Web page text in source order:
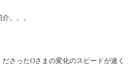
。。。
さったOさまの変化のスピードが速く